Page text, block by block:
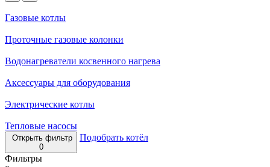
Газовые котлы
Проточные газовые колонки
Водонагреватели косвенного нагрева
Аксессуары для оборудования
Электрические котлы
Тепловые насосы
Открыть фильтр
0
Подобрать котёл
Фильтры